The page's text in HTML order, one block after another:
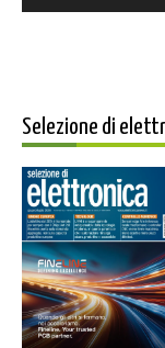
Selezione di